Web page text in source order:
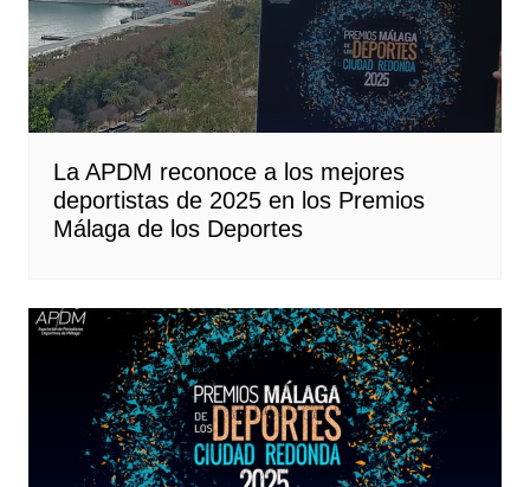
La APDM reconoce a los mejores
deportistas de 2025 en los Premios
Málaga de los Deportes